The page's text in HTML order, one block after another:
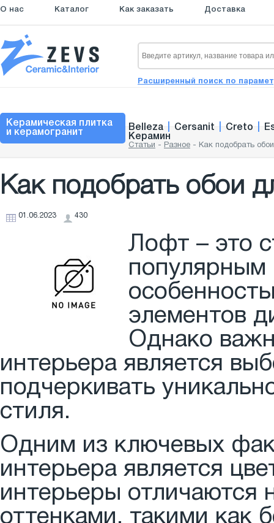
О нас Каталог Как заказать Доставка
Расширенный поиск по
Керамическая плитка
и керамогранит
Belleza Cersanit Creto
Керамин
Статьи - Разное - Как подобрать
Как подобрать обои
01.06.2023 430
Лофт – это
популярным
элементов
Однако
интерьера является
подчеркивать
стиля.
Одним из ключевых
интерьера является
интерьеры
оттенками, такими как